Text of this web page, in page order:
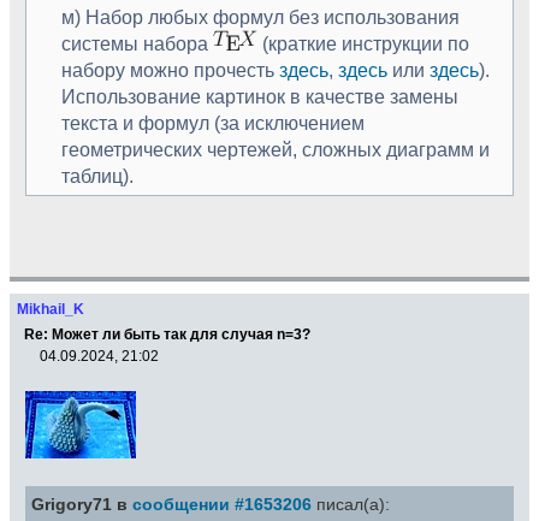
м) Набор любых формул без использования
системы набора
(краткие инструкции по
набору можно прочестьздесь,здесь илиздесь).
Использование картинок в качестве замены
текста и формул (за исключением
геометрических чертежей, сложных диаграмм и
таблиц).
Mikhail_K
Re: Может ли быть так для случая n=3?
04.09.2024, 21:02
Grigory71 в сообщении #1653206 писал(а):